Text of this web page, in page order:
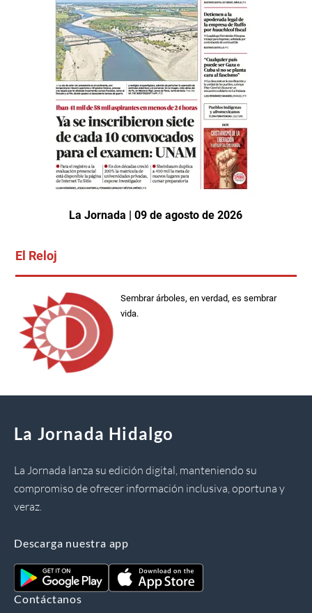
La Jornada | 09 de agosto de 2026
El Reloj
Sembrar árboles, en verdad, es sembrar
vida.
La Jornada Hidalgo
La Jornada lanza su edición digital, manteniendo su
compromiso de ofrecer información inclusiva, oportuna y
veraz.
Descarga nuestra app
Contáctanos